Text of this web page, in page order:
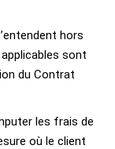
hors
sont
du Contrat
les frais de
où le client